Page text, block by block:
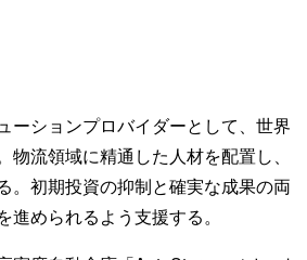
ーションプロバイダーとして、世界
流領域に精通した人材を配置し、
。初期投資の抑制と確実な成果の両
められるよう支援する。